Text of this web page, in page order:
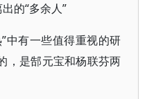
的“多余人”
中有一些值得重视的研
，是郜元宝和杨联芬两